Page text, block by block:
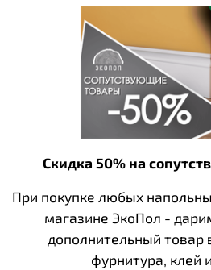
Скидка 50% на
При покупке любых
магазине ЭкоПол -
дополнительный товар
фурнитура, клей